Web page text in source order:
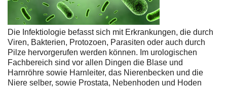
Die Infektiologie befasst sich mit Erkrankungen, die durch
Viren, Bakterien, Protozoen, Parasiten oder auch durch
Pilze hervorgerufen werden können. Im urologischen
Fachbereich sind vor allen Dingen die Blase und
Harnröhre sowie Harnleiter, das Nierenbecken und die
Niere selber, sowie Prostata, Nebenhoden und Hoden